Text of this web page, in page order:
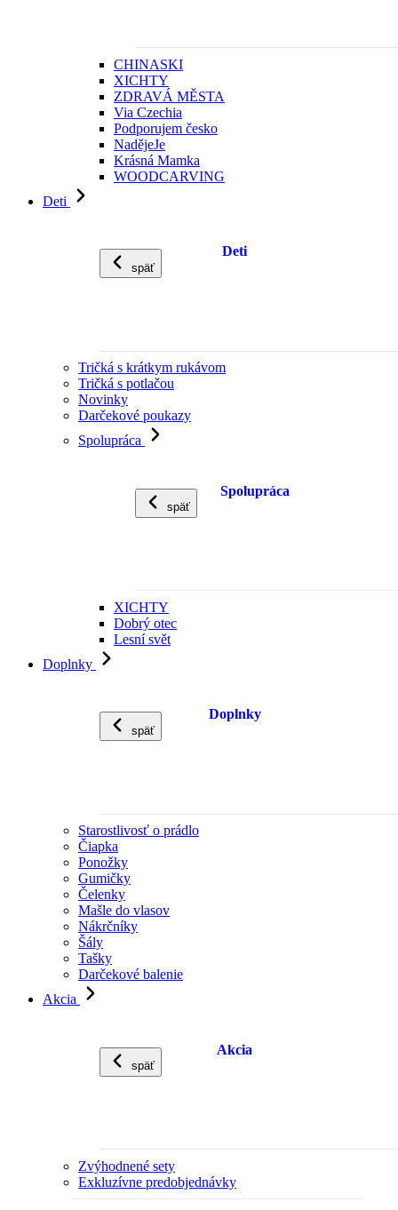
CHINASKI
XICHTY
ZDRAVÁ MĚSTA
Via Czechia
Podporujem česko
NadějeJe
Krásná Mamka
WOODCARVING
Deti
späť
Deti
Tričká s krátkym rukávom
Tričká s potlačou
Novinky
Darčekové poukazy
Spolupráca
späť
Spolupráca
XICHTY
Dobrý otec
Lesní svět
Doplnky
späť
Doplnky
Starostlivosť o prádlo
Čiapka
Ponožky
Gumičky
Čelenky
Mašle do vlasov
Nákrčníky
Šály
Tašky
Darčekové balenie
Akcia
späť
Akcia
Zvýhodnené sety
Exkluzívne predobjednávky